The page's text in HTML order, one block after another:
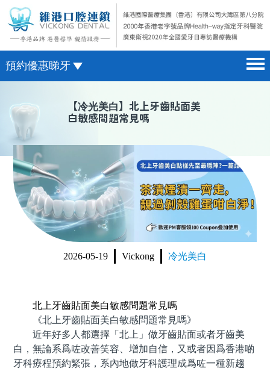
預約優惠睇牙
醫院簡介 hospital introduction
醫生介紹 doctor introduction
醫療新聞 medical news
種植牙 dental implant
箍牙 orthodontics
收費標準 change standard
微信預約
WhatsApp預約
【冷光美白】北上牙齒貼面美
白敏感問題常見嗎
2026-05-19 Vickong 冷光美白
北上牙齒貼面美白敏感問題常見嗎
《北上牙齒貼面美白敏感問題常見嗎》
近年好多人都選擇「北上」做牙齒貼面或者牙齒美
白，無論系爲咗改善笑容、增加自信，又或者因爲香港啲
牙科療程預約緊張，系內地做牙科護理成爲咗一種新趨